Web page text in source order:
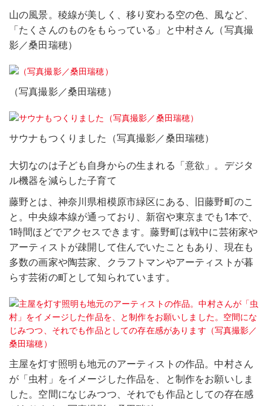
山の風景。稜線が美しく、移り変わる空の色、風など、
「たくさんのものをもらっている」と中村さん（写真撮
影／桑田瑞穂）
（写真撮影／桑田瑞穂）
サウナもつくりました（写真撮影／桑田瑞穂）
大切なのは子ども自身からの生まれる「意欲」。デジタ
ル機器を減らした子育て
藤野とは、神奈川県相模原市緑区にある、旧藤野町のこ
と。中央線本線が通っており、新宿や東京までも1本で、
1時間ほどでアクセスできます。藤野町は戦中に芸術家や
アーティストが疎開して住んでいたこともあり、現在も
多数の画家や陶芸家、クラフトマンやアーティストが暮
らす芸術の町として知られています。
主屋を灯す照明も地元のアーティストの作品。中村さん
が「虫村」をイメージした作品を、と制作をお願いしま
した。空間になじみつつ、それでも作品としての存在感